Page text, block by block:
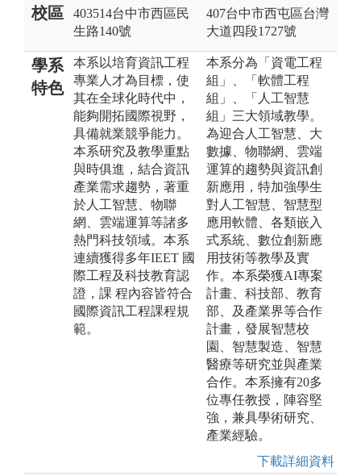
校區
403514台中市西區民
生路140號
407台中市西屯區台灣
大道四段1727號
學系
特色
本系以培育資訊工程
專業人才為目標，使
其在全球化時代中，
能夠開拓國際視野，
具備就業競爭能力。
本系研究及教學重點
與時俱進，結合資訊
產業需求趨勢，著重
於人工智慧、物聯
網、雲端運算等諸多
熱門科技領域。本系
連續獲得多年IEET 國
際工程及科技教育認
證，課 程內容皆符合
國際資訊工程課程規
範。
本系分為「資電工程
組」、「軟體工程
組」、「人工智慧
組」三大領域教學。
為迎合人工智慧、大
數據、物聯網、雲端
運算的趨勢與資訊創
新應用，特加強學生
對人工智慧、智慧型
應用軟體、各類嵌入
式系統、數位創新應
用技術等教學及實
作。本系榮獲AI專案
計畫、科技部、教育
部、及產業界等合作
計畫，發展智慧校
園、智慧製造、智慧
醫療等研究並與產業
合作。本系擁有20多
位專任教授，陣容堅
強，兼具學術研究、
產業經驗。
下載詳細資料